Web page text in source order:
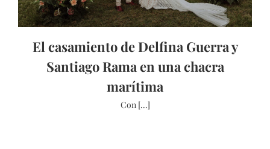
El casamiento de Delfina Guerra y
Santiago Rama en una chacra
marítima
Con [...]